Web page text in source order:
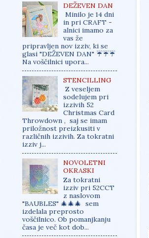
DEŽEVEN DAN
Minilo je 14 dni
in pri CRAFT -
alnici imamo za
vas že
pripravljen nov izziv, ki se
glasi "DEŽEVEN DAN" ☔☔☔
Na voščilnici upora...
STENCILLING
Z veseljem
sodelujem pri
izzivih 52
Christmas Card
Throwdown , saj se imam
priložnost preizkusiti v
različnih izzivih. Za tokratni
izziv j...
NOVOLETNI
OKRASKI
Za tokratni
izziv pri 52CCT
z naslovom
"BAUBLES" 🎄🎄🎄 sem
izdelala preprosto
voščilnico. Ob pomanjkanju
časa je več kot dob...